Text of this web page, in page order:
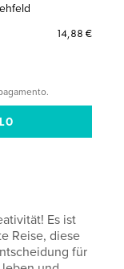
14,88 €
Es ist
Reise, diese
für